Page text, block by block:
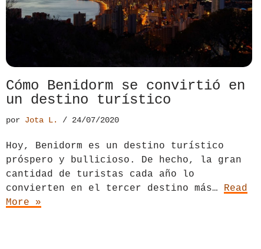
Cómo Benidorm se convirtió en
un destino turístico
por Jota L. 24/07/2020
Hoy, Benidorm es un destino turístico
próspero y bullicioso. De hecho, la gran
cantidad de turistas cada año lo
convierten en el tercer destino más… Read
More »